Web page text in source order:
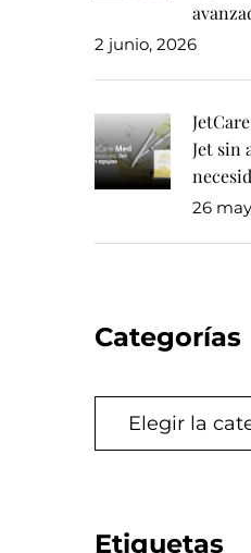
2 junio, 2026
Jet sin
26
Categorías
Categorías
Etiquetas